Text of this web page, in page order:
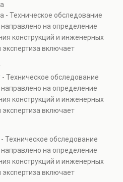
безопасности.
покупке недвижимости,
реконструкции объектов, а
и технических
- Техническое обследование
на определение
конструкций и инженерных
экспертиза включает
безопасности.
покупке недвижимости,
реконструкции объектов, а
и технических
Техническое обследование
на определение
конструкций и инженерных
экспертиза включает
безопасности.
покупке недвижимости,
реконструкции объектов, а
и технических
Техническое обследование
на определение
конструкций и инженерных
экспертиза включает